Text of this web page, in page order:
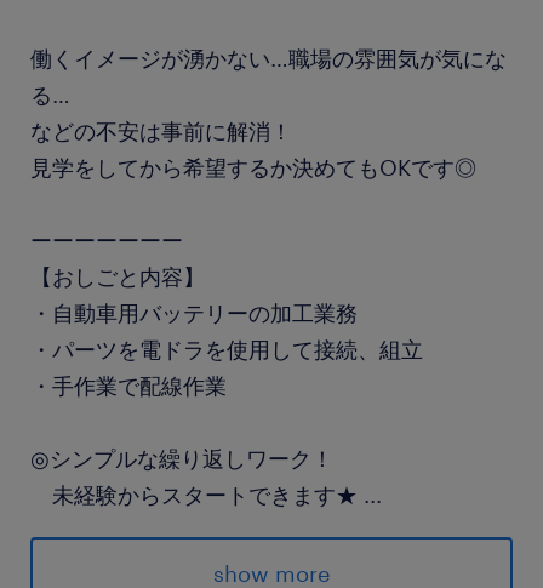
働くイメージが湧かない…職場の雰囲気が気にな
る…
などの不安は事前に解消！
見学をしてから希望するか決めてもOKです◎
ーーーーーーー
【おしごと内容】
・自動車用バッテリーの加工業務
・パーツを電ドラを使用して接続、組立
・手作業で配線作業
◎シンプルな繰り返しワーク！
未経験からスタートできます★ ...
show more